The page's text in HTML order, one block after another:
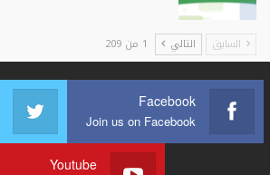
السابق التالي 1 من 209
Facebook
Join us on Facebook
Youtube